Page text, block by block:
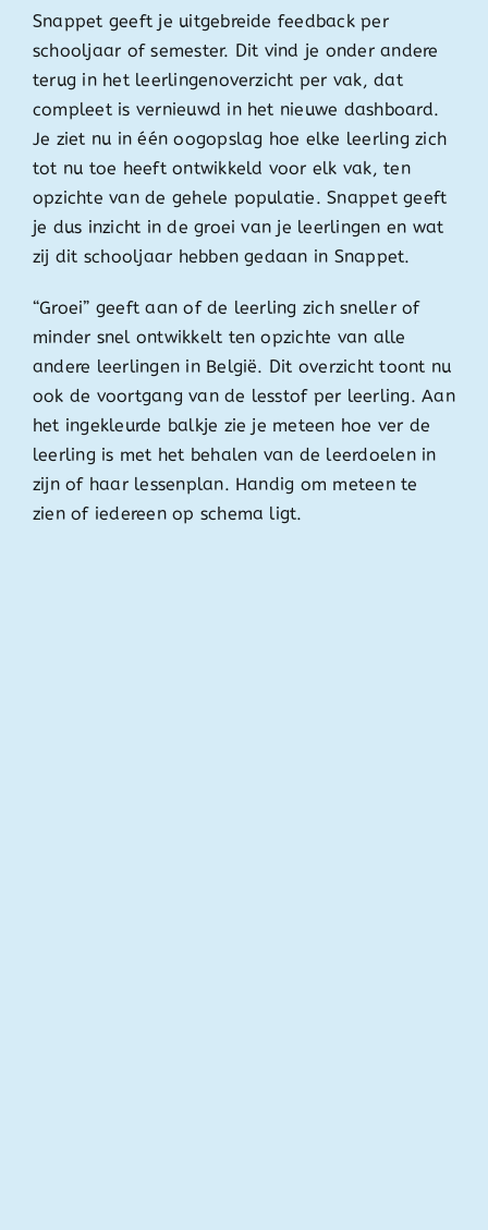
Snappet geeft je uitgebreide feedback per
schooljaar of semester. Dit vind je onder andere
terug in het leerlingenoverzicht per vak, dat
compleet is vernieuwd in het nieuwe dashboard.
Je ziet nu in één oogopslag hoe elke leerling zich
tot nu toe heeft ontwikkeld voor elk vak, ten
opzichte van de gehele populatie. Snappet geeft
je dus inzicht in de groei van je leerlingen en wat
zij dit schooljaar hebben gedaan in Snappet.
“Groei” geeft aan of de leerling zich sneller of
minder snel ontwikkelt ten opzichte van alle
andere leerlingen in België. Dit overzicht toont nu
ook de voortgang van de lesstof per leerling. Aan
het ingekleurde balkje zie je meteen hoe ver de
leerling is met het behalen van de leerdoelen in
zijn of haar lessenplan. Handig om meteen te
zien of iedereen op schema ligt.